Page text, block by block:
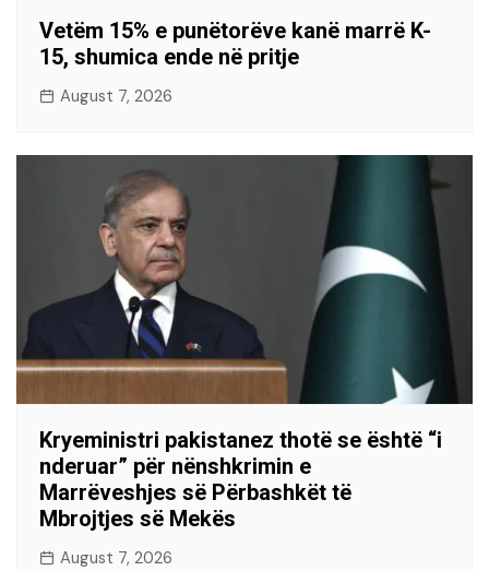
Vetëm 15% e punëtorëve kanë marrë K-
15, shumica ende në pritje
August 7, 2026
Kryeministri pakistanez thotë se është “i
nderuar” për nënshkrimin e
Marrëveshjes së Përbashkët të
Mbrojtjes së Mekës
August 7, 2026